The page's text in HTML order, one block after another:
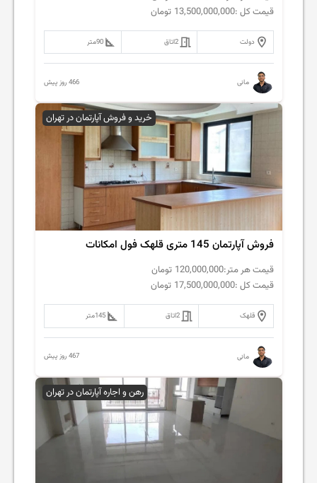
قیمت کل :13,500,000,000 تومان
دولت 2اتاق 90متر
مانی 466 روز پیش
خرید و فروش آپارتمان در تهران
فروش آپارتمان 145 متری قلهک فول امکانات
قیمت هر متر:120,000,000 تومان
قیمت کل :17,500,000,000 تومان
قلهک 2اتاق 145متر
مانی 467 روز پیش
رهن و اجاره آپارتمان در تهران